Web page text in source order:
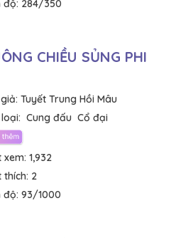
độ: 284/350
CHIỀU SỦNG PHI
Tuyết Trung Hồi Mâu
Cung đấu Cổ đại
xem: 1,932
thích: 2
độ: 93/1000